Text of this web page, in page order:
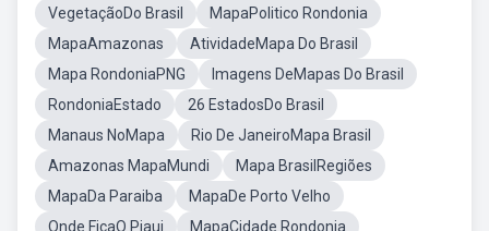
VegetaçãoDo Brasil
MapaPolitico Rondonia
MapaAmazonas
AtividadeMapa Do Brasil
Mapa RondoniaPNG
Imagens DeMapas Do Brasil
RondoniaEstado
26 EstadosDo Brasil
Manaus NoMapa
Rio De JaneiroMapa Brasil
Amazonas MapaMundi
Mapa BrasilRegiões
MapaDa Paraiba
MapaDe Porto Velho
Onde FicaO Piaui
MapaCidade Rondonia